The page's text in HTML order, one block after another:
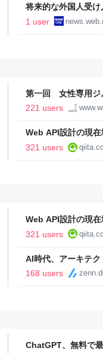
将来的な外国人受
1 user
第一回 女性専用ジ
221 users
Web API設計の現
321 users
Web API設計の現
321 users
AI時代、アーキテ
168 users
ChatGPT、無料で